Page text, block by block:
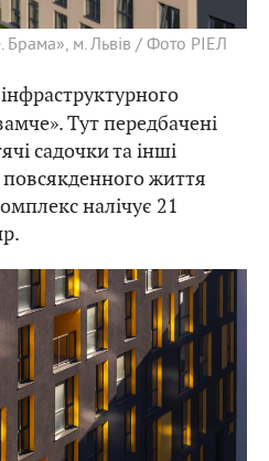
м. Львів / Фото РІЕЛ
Тут передбачені
садочки та інші
повсякденного життя
налічує 21